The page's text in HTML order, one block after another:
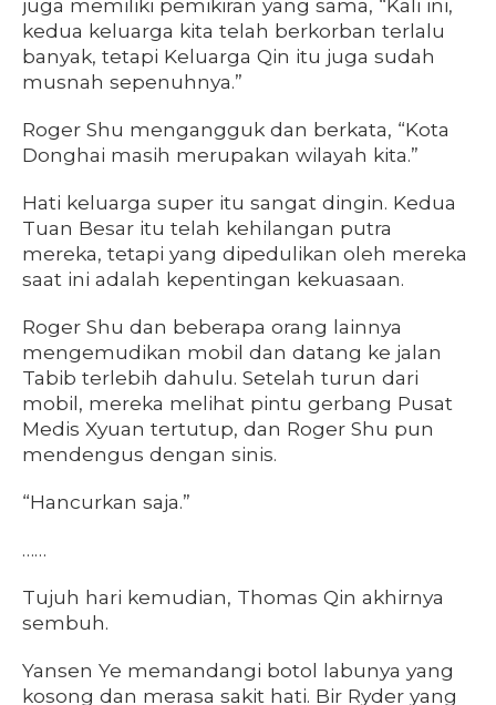
juga memiliki pemikiran yang sama, “Kali ini,
kedua keluarga kita telah berkorban terlalu
banyak, tetapi Keluarga Qin itu juga sudah
musnah sepenuhnya.”
Roger Shu mengangguk dan berkata, “Kota
Donghai masih merupakan wilayah kita.”
Hati keluarga super itu sangat dingin. Kedua
Tuan Besar itu telah kehilangan putra
mereka, tetapi yang dipedulikan oleh mereka
saat ini adalah kepentingan kekuasaan.
Roger Shu dan beberapa orang lainnya
mengemudikan mobil dan datang ke jalan
Tabib terlebih dahulu. Setelah turun dari
mobil, mereka melihat pintu gerbang Pusat
Medis Xyuan tertutup, dan Roger Shu pun
mendengus dengan sinis.
“Hancurkan saja.”
……
Tujuh hari kemudian, Thomas Qin akhirnya
sembuh.
Yansen Ye memandangi botol labunya yang
kosong dan merasa sakit hati. Bir Ryder yang